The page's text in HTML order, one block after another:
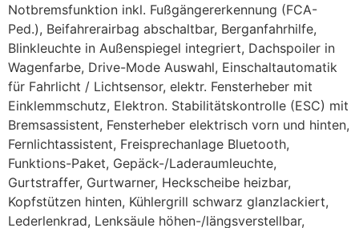
Notbremsfunktion inkl. Fußgängererkennung (FCA-
Ped.), Beifahrerairbag abschaltbar, Berganfahrhilfe,
Blinkleuchte in Außenspiegel integriert, Dachspoiler in
Wagenfarbe, Drive-Mode Auswahl, Einschaltautomatik
für Fahrlicht / Lichtsensor, elektr. Fensterheber mit
Einklemmschutz, Elektron. Stabilitätskontrolle (ESC) mit
Bremsassistent, Fensterheber elektrisch vorn und hinten,
Fernlichtassistent, Freisprechanlage Bluetooth,
Funktions-Paket, Gepäck-/Laderaumleuchte,
Gurtstraffer, Gurtwarner, Heckscheibe heizbar,
Kopfstützen hinten, Kühlergrill schwarz glanzlackiert,
Lederlenkrad, Lenksäule höhen-/längsverstellbar,